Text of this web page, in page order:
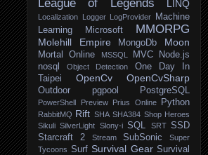
League of Legends LINQ
Localization Logger LogProvider
Machine
Learning
Microsoft MMORPG
Molehill Empire MongoDb Moon
Mortal Online MSSQL MVC
Node.js
nosql
Object Detection
One Day In
Taipei
OpenCv OpenCvSharp
Outdoor pgpool PostgreSQL
PowerShell Preview Prius Online Python
RabbitMQ Rift SHA SHA384 Shop Heroes
Sikuli SilverLight Slony-i SQL SRT SSD
Starcraft 2
Stream SubSonic
Super
Tycoons Surf Survival Gear Survival